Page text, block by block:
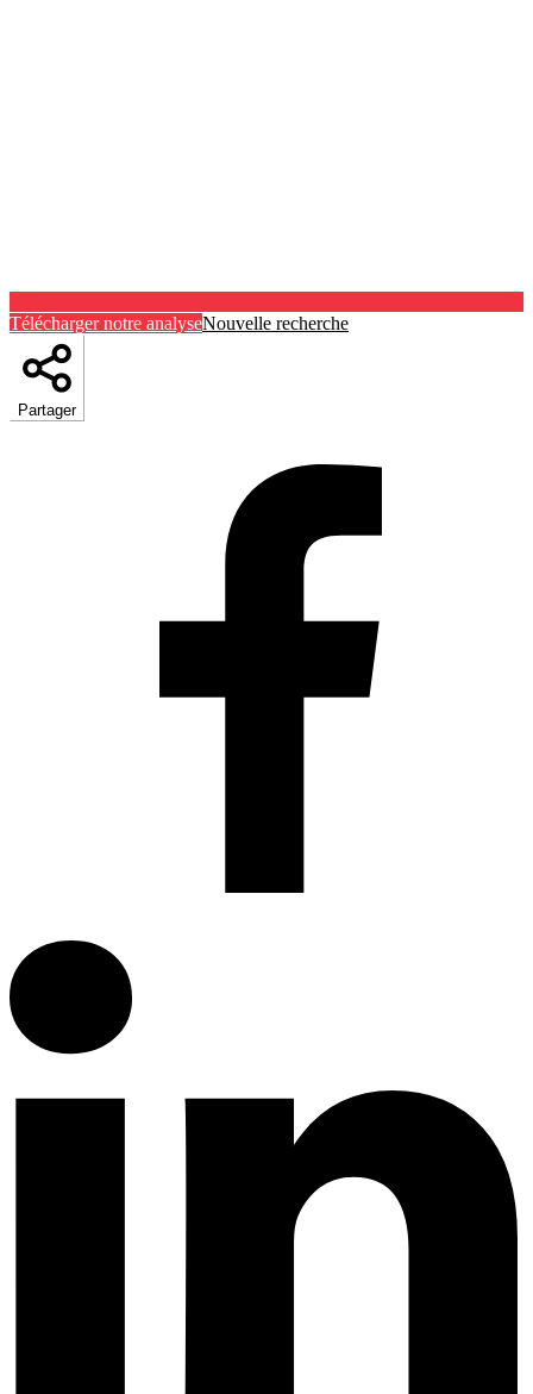
Télécharger notre analyseNouvelle recherche
Partager